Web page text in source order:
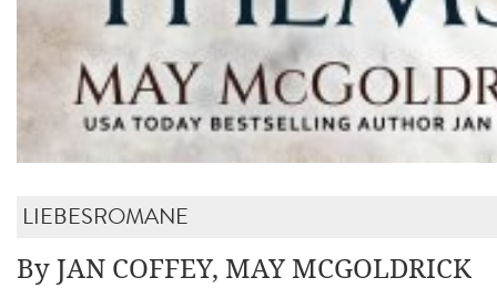
LIEBESROMANE
By JAN COFFEY, MAY MCGOLDRICK